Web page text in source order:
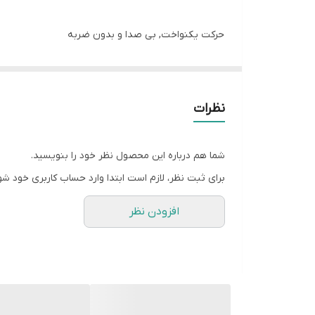
حرکت یکنواخت, بی صدا و بدون ضربه
تنظیم زمان بسته شدن اتوماتیک
تنظیم فشار پشت جک – برای مواردی که نیاز به قدرت
نظرات
شما هم درباره این محصول نظر خود را بنویسید.
برای ثبت نظر، لازم است ابتدا وارد حساب کاربری خود
افزودن نظر